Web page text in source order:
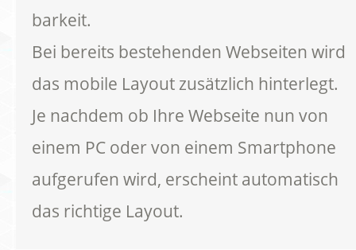
barkeit.
Bei bereits bestehenden Webseiten wird
das mobile Layout zusätzlich hinterlegt.
Je nachdem ob Ihre Webseite nun von
einem PC oder von einem Smartphone
aufgerufen wird, erscheint automatisch
das richtige Layout.